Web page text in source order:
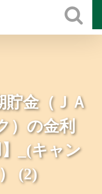
貯金（ＪＡ
）の金利
】_(キャン
(2)